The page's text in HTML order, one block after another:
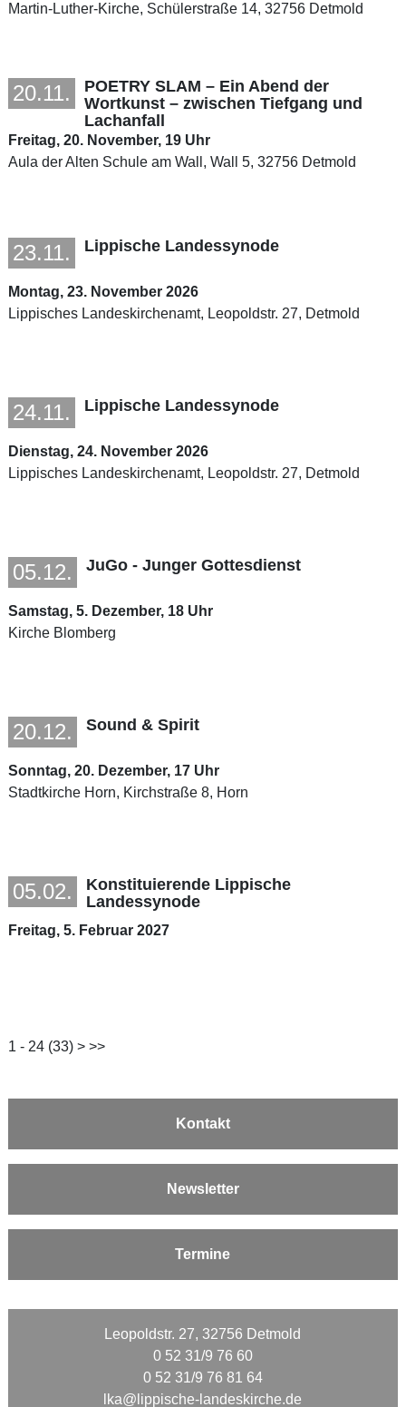
Martin-Luther-Kirche, Schülerstraße 14, 32756 Detmold
20.11.
POETRY SLAM – Ein Abend der
Wortkunst – zwischen Tiefgang und
Lachanfall
Freitag, 20. November, 19 Uhr
Aula der Alten Schule am Wall, Wall 5, 32756 Detmold
23.11. Lippische Landessynode
Montag, 23. November 2026
Lippisches Landeskirchenamt, Leopoldstr. 27, Detmold
24.11. Lippische Landessynode
Dienstag, 24. November 2026
Lippisches Landeskirchenamt, Leopoldstr. 27, Detmold
05.12. JuGo - Junger Gottesdienst
Samstag, 5. Dezember, 18 Uhr
Kirche Blomberg
20.12. Sound & Spirit
Sonntag, 20. Dezember, 17 Uhr
Stadtkirche Horn, Kirchstraße 8, Horn
05.02.
Konstituierende Lippische
Landessynode
Freitag, 5. Februar 2027
1 - 24 (33) > >>
Kontakt
Newsletter
Termine
Leopoldstr. 27, 32756 Detmold
0 52 31/9 76 60
0 52 31/9 76 81 64
lka@lippische-landeskirche.de